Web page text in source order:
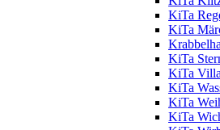
KiTa
KiTa
KiTa
KiTa
KiTa
KiTa
KiTa